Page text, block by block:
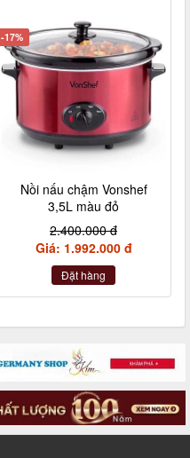
-17%
Nồi nấu chậm Vonshef
3,5L màu đỏ
2.400.000 đ
Giá: 1.992.000 đ
Đặt hàng